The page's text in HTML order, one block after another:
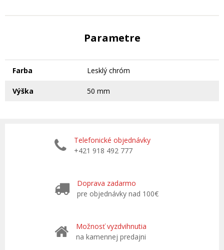
Parametre
Farba Lesklý chróm
Výška 50 mm
Telefonické objednávky
+421 918 492 777
Doprava zadarmo
pre objednávky nad 100€
Možnosť vyzdvihnutia
na kamennej predajni